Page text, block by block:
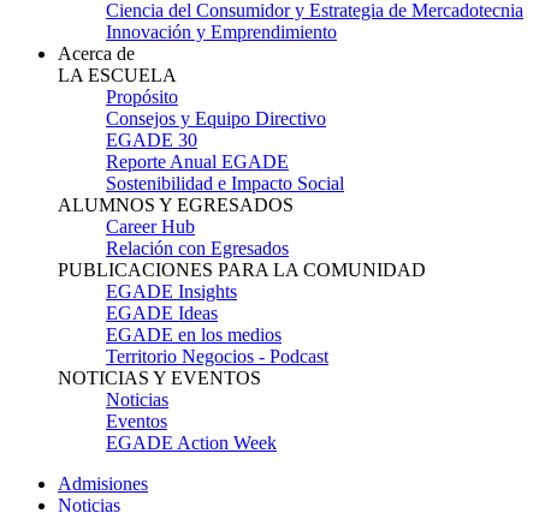
Ciencia del Consumidor y Estrategia de Mercadotecnia
Innovación y Emprendimiento
Acerca de
LA ESCUELA
Propósito
Consejos y Equipo Directivo
EGADE 30
Reporte Anual EGADE
Sostenibilidad e Impacto Social
ALUMNOS Y EGRESADOS
Career Hub
Relación con Egresados
PUBLICACIONES PARA LA COMUNIDAD
EGADE Insights
EGADE Ideas
EGADE en los medios
Territorio Negocios - Podcast
NOTICIAS Y EVENTOS
Noticias
Eventos
EGADE Action Week
Admisiones
Noticias